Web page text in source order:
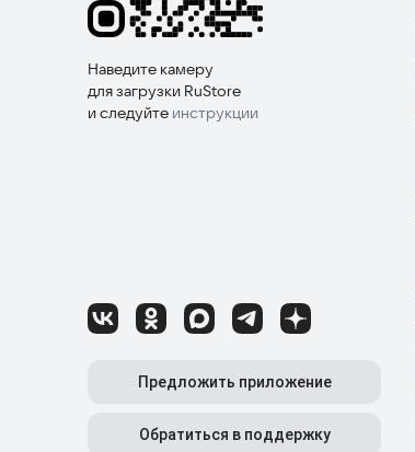
Наведите камеру
для загрузки RuStore
и следуйте инструкции
Предложить приложение
Обратиться в поддержку